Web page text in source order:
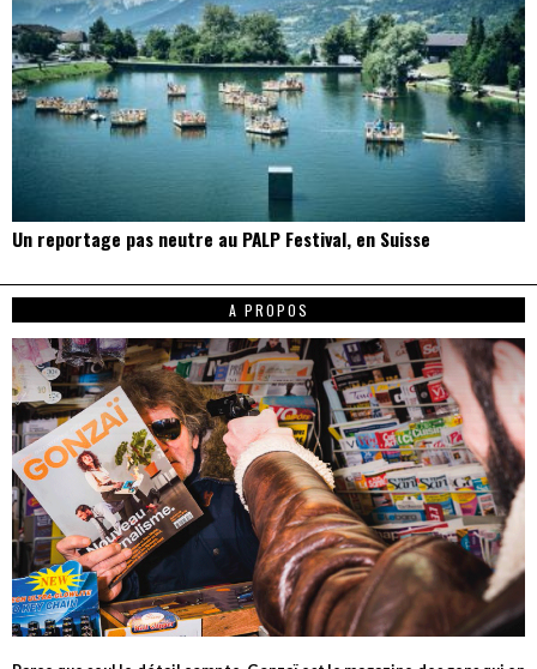
Un reportage pas neutre au PALP Festival, en Suisse
A PROPOS